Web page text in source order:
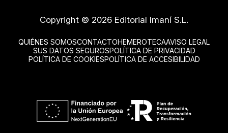
Copyright © 2026 Editorial Imaní S.L.
QUIÉNES SOMOSCONTACTOHEMEROTECAAVISO LEGAL
SUS DATOS SEGUROSPOLÍTICA DE PRIVACIDAD
POLÍTICA DE COOKIESPOLÍTICA DE ACCESIBILIDAD